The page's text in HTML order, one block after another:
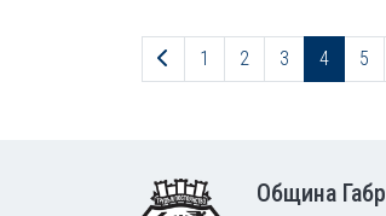
Предходна страница
1 2 3 4 5
Община